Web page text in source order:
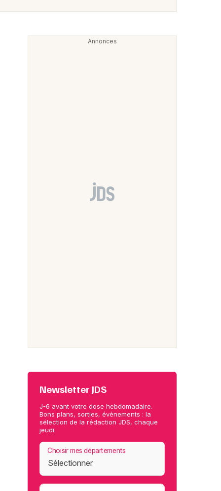
Newsletter JDS
J-6 avant votre dose hebdomadaire.
Bons plans, sorties, événements : la
sélection de la rédaction JDS, chaque
jeudi.
Choisir mes départements